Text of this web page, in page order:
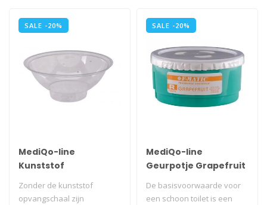
SALE -20%
MediQo-line
Kunststof
opvangschaal AC-
Zonder de kunststof
opvangschaal zijn
SALE -20%
MediQo-line
Geurpotje Grapefruit
- 10 stuks
De basisvoorwaarde voor
een schoon toilet is een